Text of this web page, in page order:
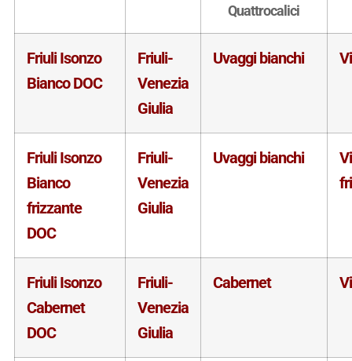
Quattrocalici
Friuli Isonzo
Bianco DOC
Friuli-
Venezia
Giulia
Uvaggi bianchi
Friuli Isonzo
Bianco
frizzante
DOC
Friuli-
Venezia
Giulia
Uvaggi bianchi
Friuli Isonzo
Cabernet
DOC
Friuli-
Venezia
Giulia
Cabernet